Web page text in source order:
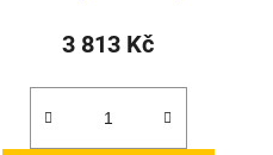
3 813 Kč